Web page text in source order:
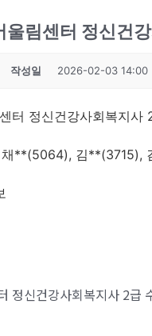
림센터 정신건
작성일 2026-02-03 14:00
터 정신건강사회복지사
채**(5064), 김
정신건강사회복지사 2급